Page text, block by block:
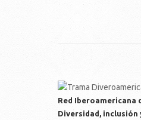
Red Iberoamericana
Diversidad, inclusión